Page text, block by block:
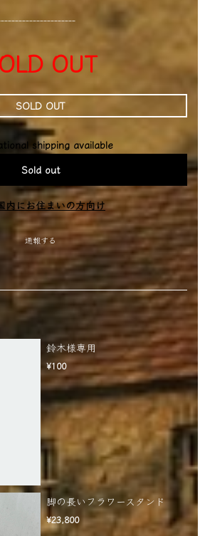
OUT
SOLD OUT
shipping available
Sold out
内にお住まいの方向け
通報する
鈴木様専用
¥100
脚の長いフラワースタンド
¥23,800